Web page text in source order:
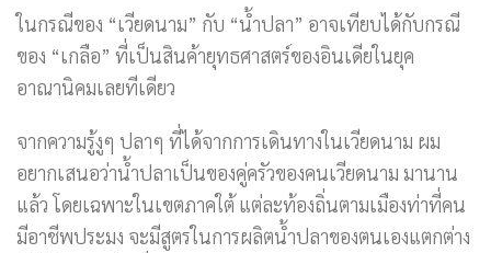
ในกรณีของ “เวียดนาม” กับ “น้ำปลา” อาจเทียบได้กับกรณี
ของ “เกลือ” ที่เป็นสินค้ายุทธศาสตร์ของอินเดียในยุค
อาณานิคมเลยทีเดียว
จากความรู้งูๆ ปลาๆ ที่ได้จากการเดินทางในเวียดนาม ผม
อยากเสนอว่าน้ำปลาเป็นของคู่ครัวของคนเวียดนาม มานาน
แล้ว โดยเฉพาะในเขตภาคใต้ แต่ละท้องถิ่นตามเมืองท่าที่คน
มีอาชีพประมง จะมีสูตรในการผลิตน้ำปลาของตนเองแตกต่าง